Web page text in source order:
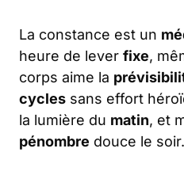
La constance est un
heure de lever fixe,
corps aime la
cycles sans effort
la lumière du matin, et
pénombre douce le soir.